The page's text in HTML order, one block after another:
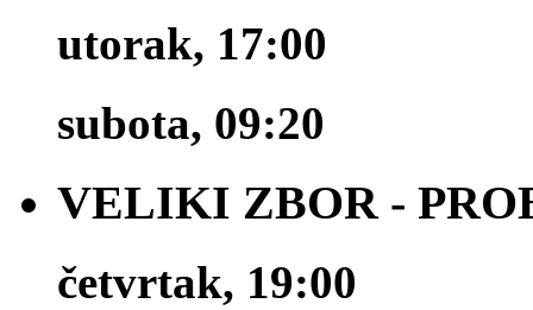
utorak, 17:00
subota, 09:20
VELIKI ZBOR -
četvrtak, 19:00